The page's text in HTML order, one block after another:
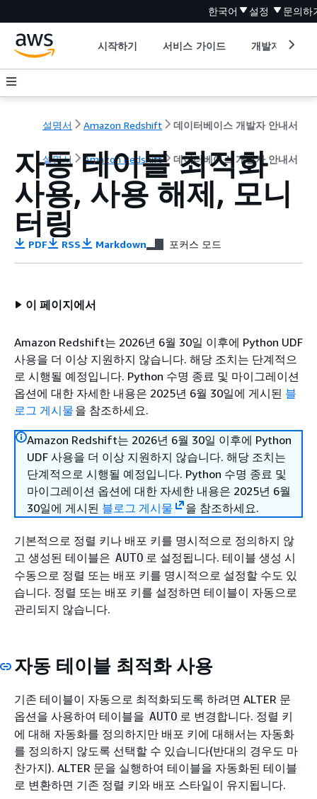
한국어 설정 문의하
시작하기 서비스 가이드 개발자 도구
설명서 Amazon Redshift 데이터베이스 개발자 안내서
설명서 Amazon Redshift 데이터베이스 개발자 안내서
자동 테이블 최적화
사용, 사용 해제, 모니
터링
PDF RSS Markdown 포커스 모드
이 페이지에서
Amazon Redshift는 2026년 6월 30일 이후에 Python UDF
사용을 더 이상 지원하지 않습니다. 해당 조치는 단계적으
로 시행될 예정입니다. Python 수명 종료 및 마이그레이션
옵션에 대한 자세한 내용은 2025년 6월 30일에 게시된 블
로그 게시물 을 참조하세요.
Amazon Redshift는 2026년 6월 30일 이후에 Python
UDF 사용을 더 이상 지원하지 않습니다. 해당 조치는
단계적으로 시행될 예정입니다. Python 수명 종료 및
마이그레이션 옵션에 대한 자세한 내용은 2025년 6월
30일에 게시된 블로그 게시물 을 참조하세요.
기본적으로 정렬 키나 배포 키를 명시적으로 정의하지 않
고 생성된 테이블은 AUTO 로 설정됩니다. 테이블 생성 시
수동으로 정렬 또는 배포 키를 명시적으로 설정할 수도 있
습니다. 정렬 또는 배포 키를 설정하면 테이블이 자동으로
관리되지 않습니다.
자동 테이블 최적화 사용
기존 테이블이 자동으로 최적화되도록 하려면 ALTER 문
옵션을 사용하여 테이블을 AUTO 로 변경합니다. 정렬 키
에 대해 자동화를 정의하지만 배포 키에 대해서는 자동화
를 정의하지 않도록 선택할 수 있습니다(반대의 경우도 마
찬가지). ALTER 문을 실행하여 테이블을 자동화된 테이블
로 변환하면 기존 정렬 키와 배포 스타일이 유지됩니다.